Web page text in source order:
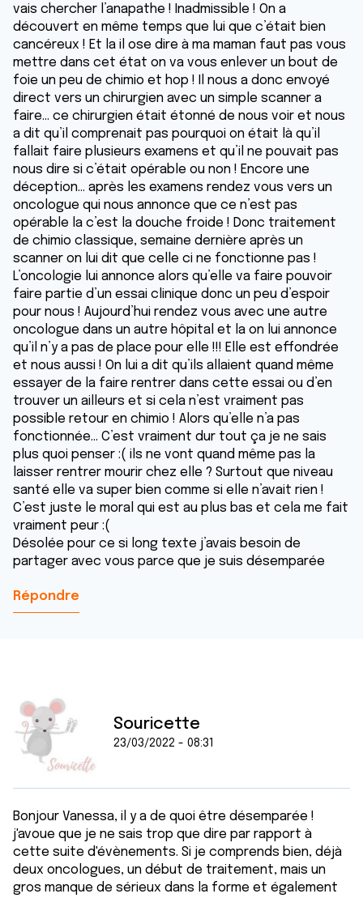
vais chercher l’anapathe ! Inadmissible ! On a
découvert en même temps que lui que c’était bien
cancéreux ! Et la il ose dire à ma maman faut pas vous
mettre dans cet état on va vous enlever un bout de
foie un peu de chimio et hop ! Il nous a donc envoyé
direct vers un chirurgien avec un simple scanner a
faire… ce chirurgien était étonné de nous voir et nous
a dit qu’il comprenait pas pourquoi on était là qu’il
fallait faire plusieurs examens et qu’il ne pouvait pas
nous dire si c’était opérable ou non ! Encore une
déception… après les examens rendez vous vers un
oncologue qui nous annonce que ce n’est pas
opérable la c’est la douche froide ! Donc traitement
de chimio classique, semaine dernière après un
scanner on lui dit que celle ci ne fonctionne pas !
L’oncologie lui annonce alors qu’elle va faire pouvoir
faire partie d’un essai clinique donc un peu d’espoir
pour nous ! Aujourd’hui rendez vous avec une autre
oncologue dans un autre hôpital et la on lui annonce
qu’il n’y a pas de place pour elle !!! Elle est effondrée
et nous aussi ! On lui a dit qu’ils allaient quand même
essayer de la faire rentrer dans cette essai ou d’en
trouver un ailleurs et si cela n’est vraiment pas
possible retour en chimio ! Alors qu’elle n’a pas
fonctionnée… C’est vraiment dur tout ça je ne sais
plus quoi penser :( ils ne vont quand même pas la
laisser rentrer mourir chez elle ? Surtout que niveau
santé elle va super bien comme si elle n’avait rien !
C’est juste le moral qui est au plus bas et cela me fait
vraiment peur :(
Désolée pour ce si long texte j’avais besoin de
partager avec vous parce que je suis désemparée
Répondre
Souricette
23/03/2022 - 08:31
Bonjour Vanessa, il y a de quoi être désemparée !
j'avoue que je ne sais trop que dire par rapport à
cette suite d'évènements. Si je comprends bien, déjà
deux oncologues, un début de traitement, mais un
gros manque de sérieux dans la forme et également